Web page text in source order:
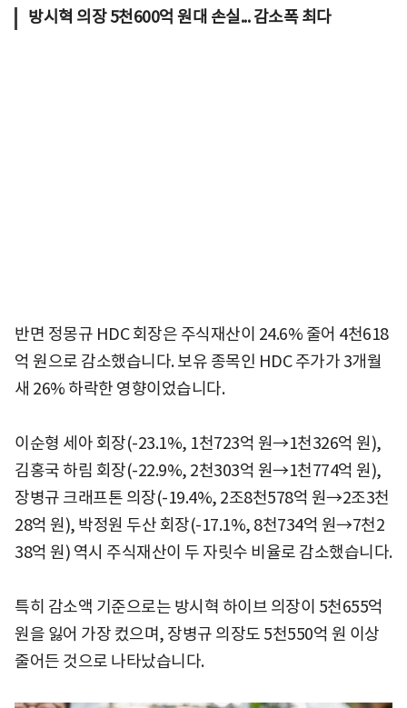
방시혁 의장 5천600억 원대 손실... 감소폭 최다
반면 정몽규 HDC 회장은 주식재산이 24.6% 줄어 4천618
억 원으로 감소했습니다. 보유 종목인 HDC 주가가 3개월
새 26% 하락한 영향이었습니다.
이순형 세아 회장(-23.1%, 1천723억 원→1천326억 원),
김홍국 하림 회장(-22.9%, 2천303억 원→1천774억 원),
장병규 크래프톤 의장(-19.4%, 2조8천578억 원→2조3천
28억 원), 박정원 두산 회장(-17.1%, 8천734억 원→7천2
38억 원) 역시 주식재산이 두 자릿수 비율로 감소했습니다.
특히 감소액 기준으로는 방시혁 하이브 의장이 5천655억
원을 잃어 가장 컸으며, 장병규 의장도 5천550억 원 이상
줄어든 것으로 나타났습니다.